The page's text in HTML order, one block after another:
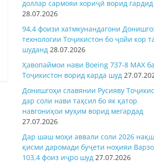
доллар сармояи хориҷӣ ворид гардид
28.07.2026
94,4 фоизи хатмкунандагони
технологии Тоҷикистон бо ҷойи кор
шуданд 28.07.2026
Ҳавопаймои нави Boeing 737-8 MAX ба
Тоҷикистон ворид карда шуд
Донишгоҳи славянии Русияву
дар соли нави таҳсил бо як қатор
навгониҳои муҳим ворид мегардад
27.07.2026
Дар шаш моҳи аввали соли 2026
қисми даромади буҷети ноҳияи
103,4 фоиз иҷро шуд 27.07.2026